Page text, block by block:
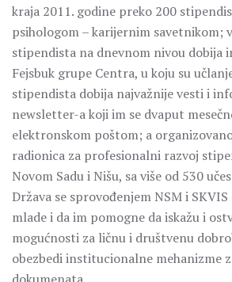
kraja 2011. godine preko 200
psihologom – karijernim savetnikom;
stipendista na dnevnom nivou dobija
Fejsbuk grupe Centra, u koju su
stipendista dobija najvažnije vesti i
newsletter-a koji im se dvaput
elektronskom poštom; a
radionica za profesionalni razvoj
Novom Sadu i Nišu, sa više od 530
Država se sprovođenjem NSM i
mlade i da im pomogne da iskažu i
mogućnosti za ličnu i društvenu
obezbedi institucionalne mehanizme